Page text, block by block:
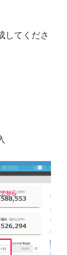
してくださ